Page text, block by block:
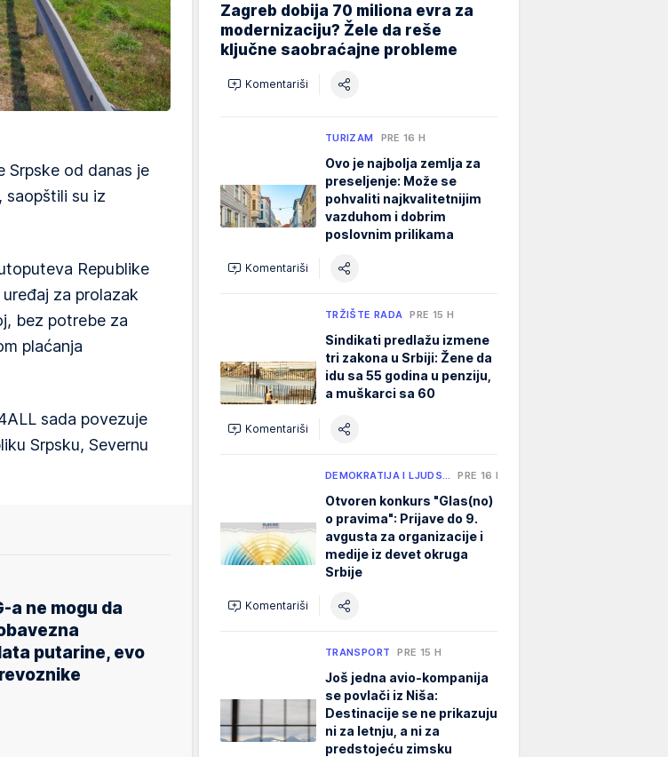
Srpske od danas je
saopštili su iz
Republike
za prolazak
bez potrebe za
plaćanja
sada povezuje
Srpsku, Severnu
a ne mogu da
putarine, evo
Zagreb dobija 70 miliona evra za
modernizaciju? Žele da reše
ključne saobraćajne probleme
Komentariši
TURIZAM PRE 16 H
Ovo je najbolja zemlja za
preseljenje: Može se
pohvaliti najkvalitetnijim
vazduhom i dobrim
poslovnim prilikama
Komentariši
TRŽIŠTE RADA PRE 15 H
Sindikati predlažu izmene
tri zakona u Srbiji: Žene da
idu sa 55 godina u penziju,
a muškarci sa 60
Komentariši
DEMOKRATIJA I LJUDS… PRE 16 H
Otvoren konkurs "Glas(no)
o pravima": Prijave do 9.
avgusta za organizacije i
medije iz devet okruga
Srbije
Komentariši
TRANSPORT PRE 15 H
Još jedna avio-kompanija
se povlači iz Niša:
Destinacije se ne prikazuju
ni za letnju, a ni za
predstojeću zimsku